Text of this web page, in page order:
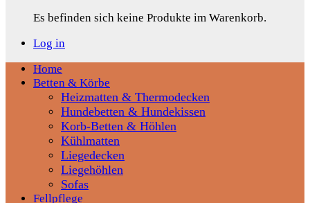
Es befinden sich keine Produkte im Warenkorb.
Log in
Home
Betten & Körbe
Heizmatten & Thermodecken
Hundebetten & Hundekissen
Korb-Betten & Höhlen
Kühlmatten
Liegedecken
Liegehöhlen
Sofas
Fellpflege